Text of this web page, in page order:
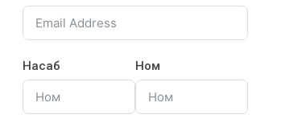
Насаб Ном